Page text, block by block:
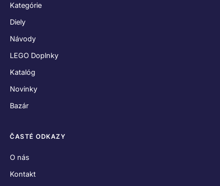
Kategórie
Diely
Návody
LEGO Doplnky
Katalóg
Novinky
Bazár
ČASTÉ ODKAZY
O nás
Kontakt